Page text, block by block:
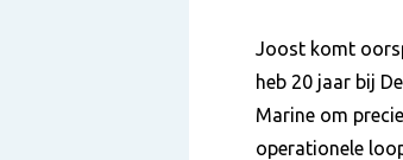
Joost komt
heb 20 jaar bij
Marine om
operationele